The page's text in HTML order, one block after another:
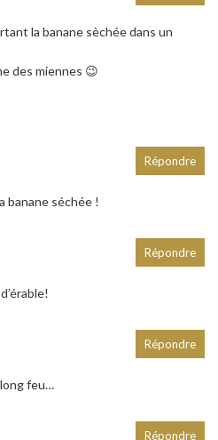
la banane sèchée dans un
des miennes 😉
banane séchée !
Répondre
Répondre
long feu…
Répondre
Répondre